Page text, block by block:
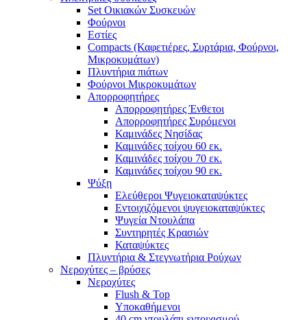
Set Οικιακών Συσκευών
Φούρνοι
Εστίες
Compacts (Καφετιέρες, Συρτάρια, Φούρνοι,
Μικροκυμάτων)
Πλυντήρια πιάτων
Φούρνοι Μικροκυμάτων
Απορροφητήρες
Απορροφητήρες Ένθετοι
Απορροφητήρες Συρόμενοι
Καμινάδες Νησίδας
Καμινάδες τοίχου 60 εκ.
Καμινάδες τοίχου 70 εκ.
Καμινάδες τοίχου 90 εκ.
Ψύξη
Ελεύθεροι Ψυγειοκαταψύκτες
Εντοιχιζόμενοι ψυγειοκαταψύκτες
Ψυγεία Ντουλάπα
Συντηρητές Κρασιών
Καταψύκτες
Πλυντήρια & Στεγνωτήρια Ρούχων
Νεροχύτες – βρύσες
Νεροχύτες
Flush & Top
Υποκαθήμενοι